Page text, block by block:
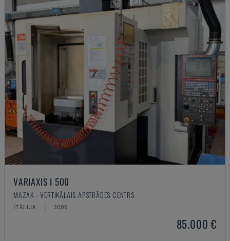
VARIAXIS I 500
MAZAK - VERTIKĀLAIS APSTRĀDES CENTRS
ITĀLIJA 2006
85.000 €